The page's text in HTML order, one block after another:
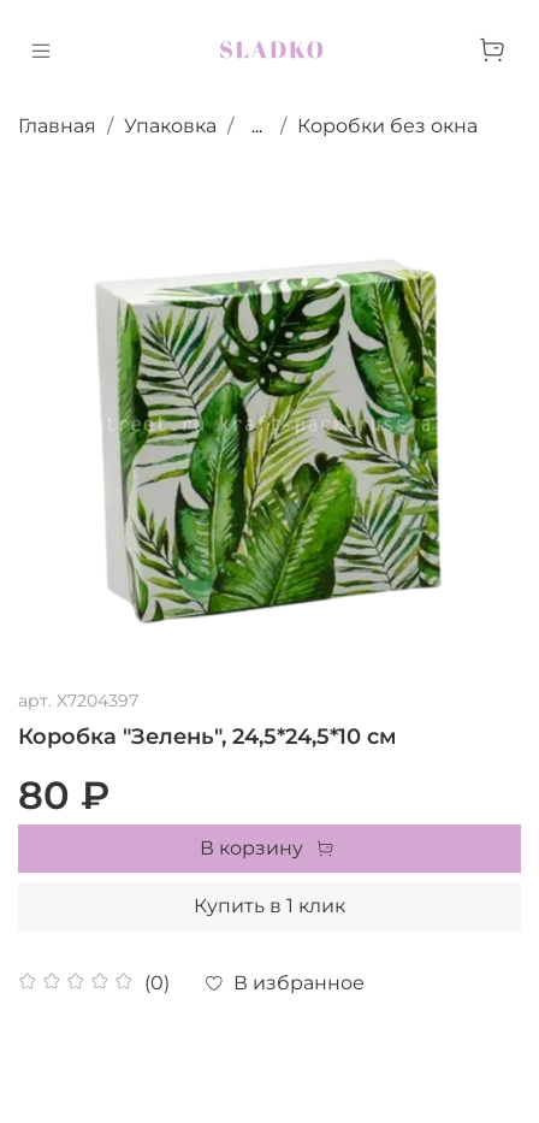
Главная Упаковка ... Коробки без окна
арт. X7204397
Коробка "Зелень", 24,5*24,5*10 см
(0) В избранное
80 ₽
В корзину
Купить в 1 клик